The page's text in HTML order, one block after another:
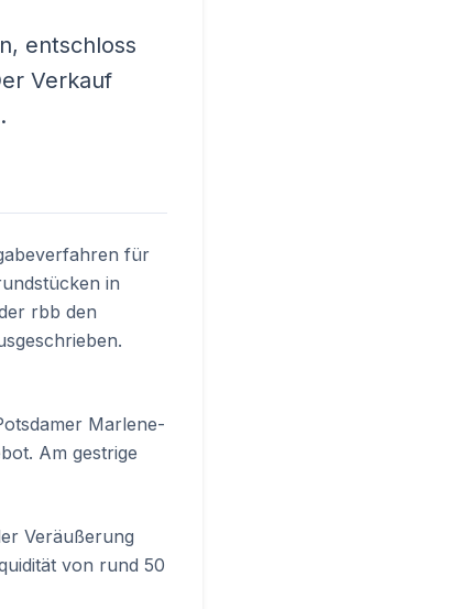
entschloss
Verkauf
für
in
rbb den
Marlene-
Am gestrige
Veräußerung
von rund 50